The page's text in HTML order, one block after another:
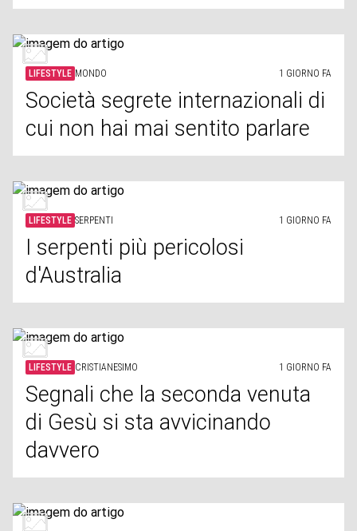
LIFESTYLE MONDO 1 GIORNO FA
Società segrete internazionali di
cui non hai mai sentito parlare
LIFESTYLE SERPENTI 1 GIORNO FA
I serpenti più pericolosi
d'Australia
LIFESTYLE CRISTIANESIMO 1 GIORNO FA
Segnali che la seconda venuta
di Gesù si sta avvicinando
davvero